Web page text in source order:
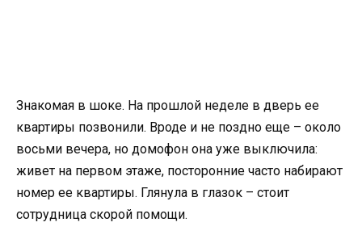
Знакомая в шоке. На прошлой неделе в дверь ее
квартиры позвонили. Вроде и не поздно еще – около
восьми вечера, но домофон она уже выключила:
живет на первом этаже, посторонние часто набирают
номер ее квартиры. Глянула в глазок – стоит
сотрудница скорой помощи.